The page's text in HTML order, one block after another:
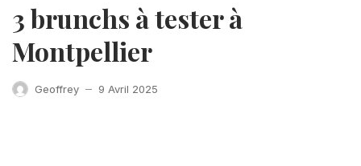
3 brunchs à tester à
Montpellier
Geoffrey — 9 Avril 2025